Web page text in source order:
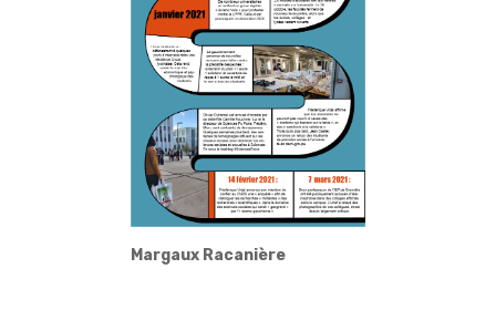
Margaux Racanière